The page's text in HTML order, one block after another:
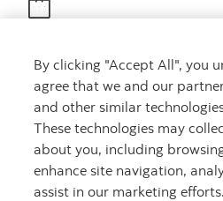
Rencontrez un conseiller
Prenez rendez-vous
By clicking "Accept All", you
agree that we and our
and other similar
These technologies may
about you, including
enhance site navigation,
assist in our marketing